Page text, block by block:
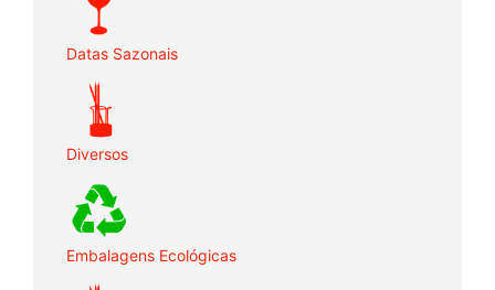
Datas Sazonais
Diversos
Embalagens Ecológicas